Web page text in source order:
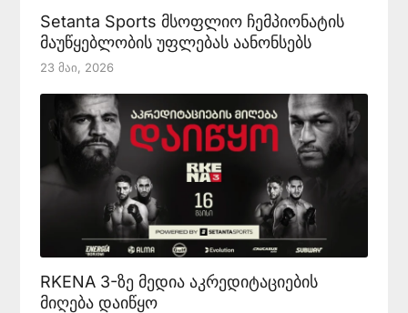
Setanta Sports მსოფლიო ჩემპიონატის
მაუწყებლობის უფლებას აანონსებს
23 Მაი, 2026
RKENA 3-ზე მედია აკრედიტაციების
მიღება დაიწყო